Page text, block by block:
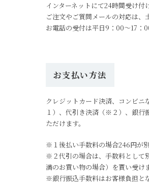
インターネットにて24時間受け付
ご注文やご質問メールの対応は、
お電話の受付は平日9：00～17：
お支払い方法
クレジットカード決済、コンビ
１）、代引き決済（※２）、銀行
ただけます。
※１後払い手数料の場合246円が
※２代引の場合は、手数料として
満のお買い物の場合）を貰い受けま
※銀行振込手数料はお客様負担と